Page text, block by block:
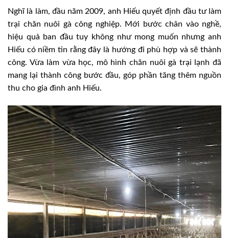
Nghĩ là làm, đầu năm 2009, anh Hiếu quyết định đầu tư làm
trại chăn nuôi gà công nghiệp. Mới bước chân vào nghề,
hiệu quả ban đầu tuy không như mong muốn nhưng anh
Hiếu có niềm tin rằng đây là hướng đi phù hợp và sẽ thành
công. Vừa làm vừa học, mô hình chăn nuôi gà trại lạnh đã
mang lại thành công bước đầu, góp phần tăng thêm nguồn
thu cho gia đình anh Hiếu.